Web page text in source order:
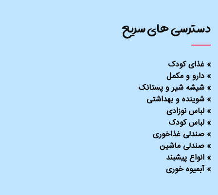
دسترسی های سریع
» غذای کودک
» دارو و مکمل
» شیشه شیر و پستانک
» شوینده و بهداشتی
» لباس نوزادی
» لباس کودک
» صندلی غذاخوری
» صندلی ماشین
» انواع پیشبند
»آبمیوه خوری